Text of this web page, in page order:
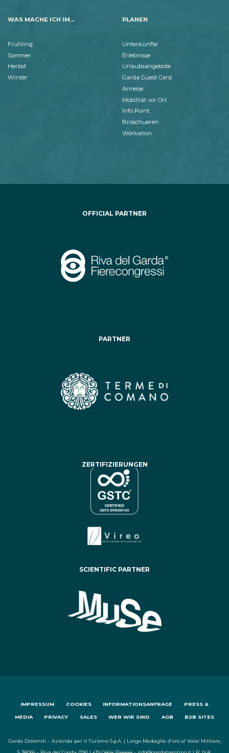
WAS MACHE ICH IM...
Frühling
Sommer
Herbst
Winter
PLANEN
Unterkünfte
Erlebnisse
Urlaubsangebote
Garda Guest Card
Anreise
Mobilität vor Ort
Info Point
Broschueren
Workation
OFFICIAL PARTNER
PARTNER
ZERTIFIZIERUNGEN
SCIENTIFIC PARTNER
IMPRESSUM COOKIES INFORMATIONSANFRAGE PRESS &
MEDIA PRIVACY SALES WER WIR SIND AGB B2B SITES
Garda Dolomiti – Azienda per il Turismo S.p.A. | Largo Medaglie d'oro al Valor Militare,